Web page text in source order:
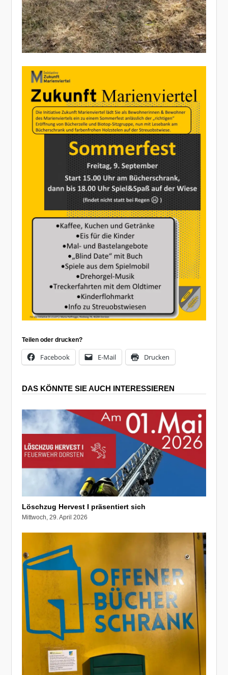
Teilen oder drucken?
Facebook E-Mail Drucken
DAS KÖNNTE SIE AUCH INTERESSIEREN
Löschzug Hervest I präsentiert sich
Mittwoch, 29. April 2026